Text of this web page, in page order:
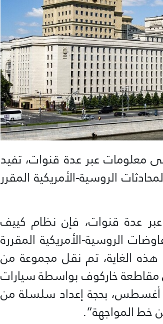
معلومات عبر عدة قنوات، تفيد
الروسية-الأمريكية المقرر
عدة قنوات، فإن نظام كييف
الروسية-الأمريكية المقررة
هذه الغاية، تم نقل مجموعة من
خاركوف بواسطة سيارات
تابعة لجهاز الأمن الأوكراني، يوم الاثنين 11 أغسطس، بحجة إعداد سلسلة من
خط المواجهة”.